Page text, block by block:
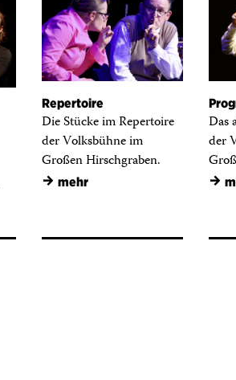
Repertoire
Die Stücke im Repertoire
der Volksbühne im
Großen Hirschgraben.
→ mehr
Das
der
→